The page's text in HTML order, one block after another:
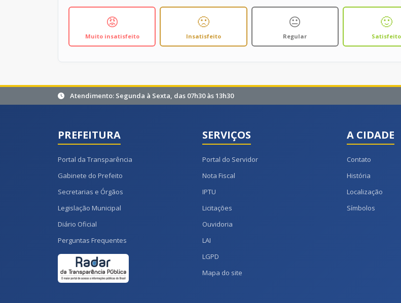
😡
Muito insatisfeito
🙁
Insatisfeito
😐
Regular
🙂
Satisfeito
Atendimento: Segunda à Sexta, das 07h30 às 13h30
PREFEITURA
Portal da Transparência
Gabinete do Prefeito
Secretarias e Órgãos
Legislação Municipal
Diário Oficial
Perguntas Frequentes
SERVIÇOS
Portal do Servidor
Nota Fiscal
IPTU
Licitações
Ouvidoria
LAI
LGPD
Mapa do site
A CIDADE
Contato
História
Localização
Símbolos